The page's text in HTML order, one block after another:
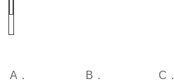
A． B． C．